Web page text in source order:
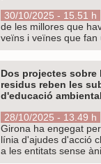
30/10/2025 - 15.51 h
de les millores que
veïns i veïnes que fan
Dos projectes sobre
residus reben les
d'educació
28/10/2025 - 13.49 h
Girona ha engegat
línia d'ajudes d'acció
a les entitats sense